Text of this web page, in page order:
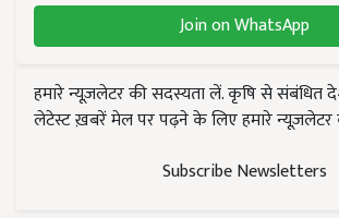
Join on WhatsApp
हमारे न्यूज़लेटर की सदस्यता लें. कृषि से संबंधित
लेटेस्ट ख़बरें मेल पर पढ़ने के लिए हमारे न्यूज़लेटर
Subscribe Newsletters